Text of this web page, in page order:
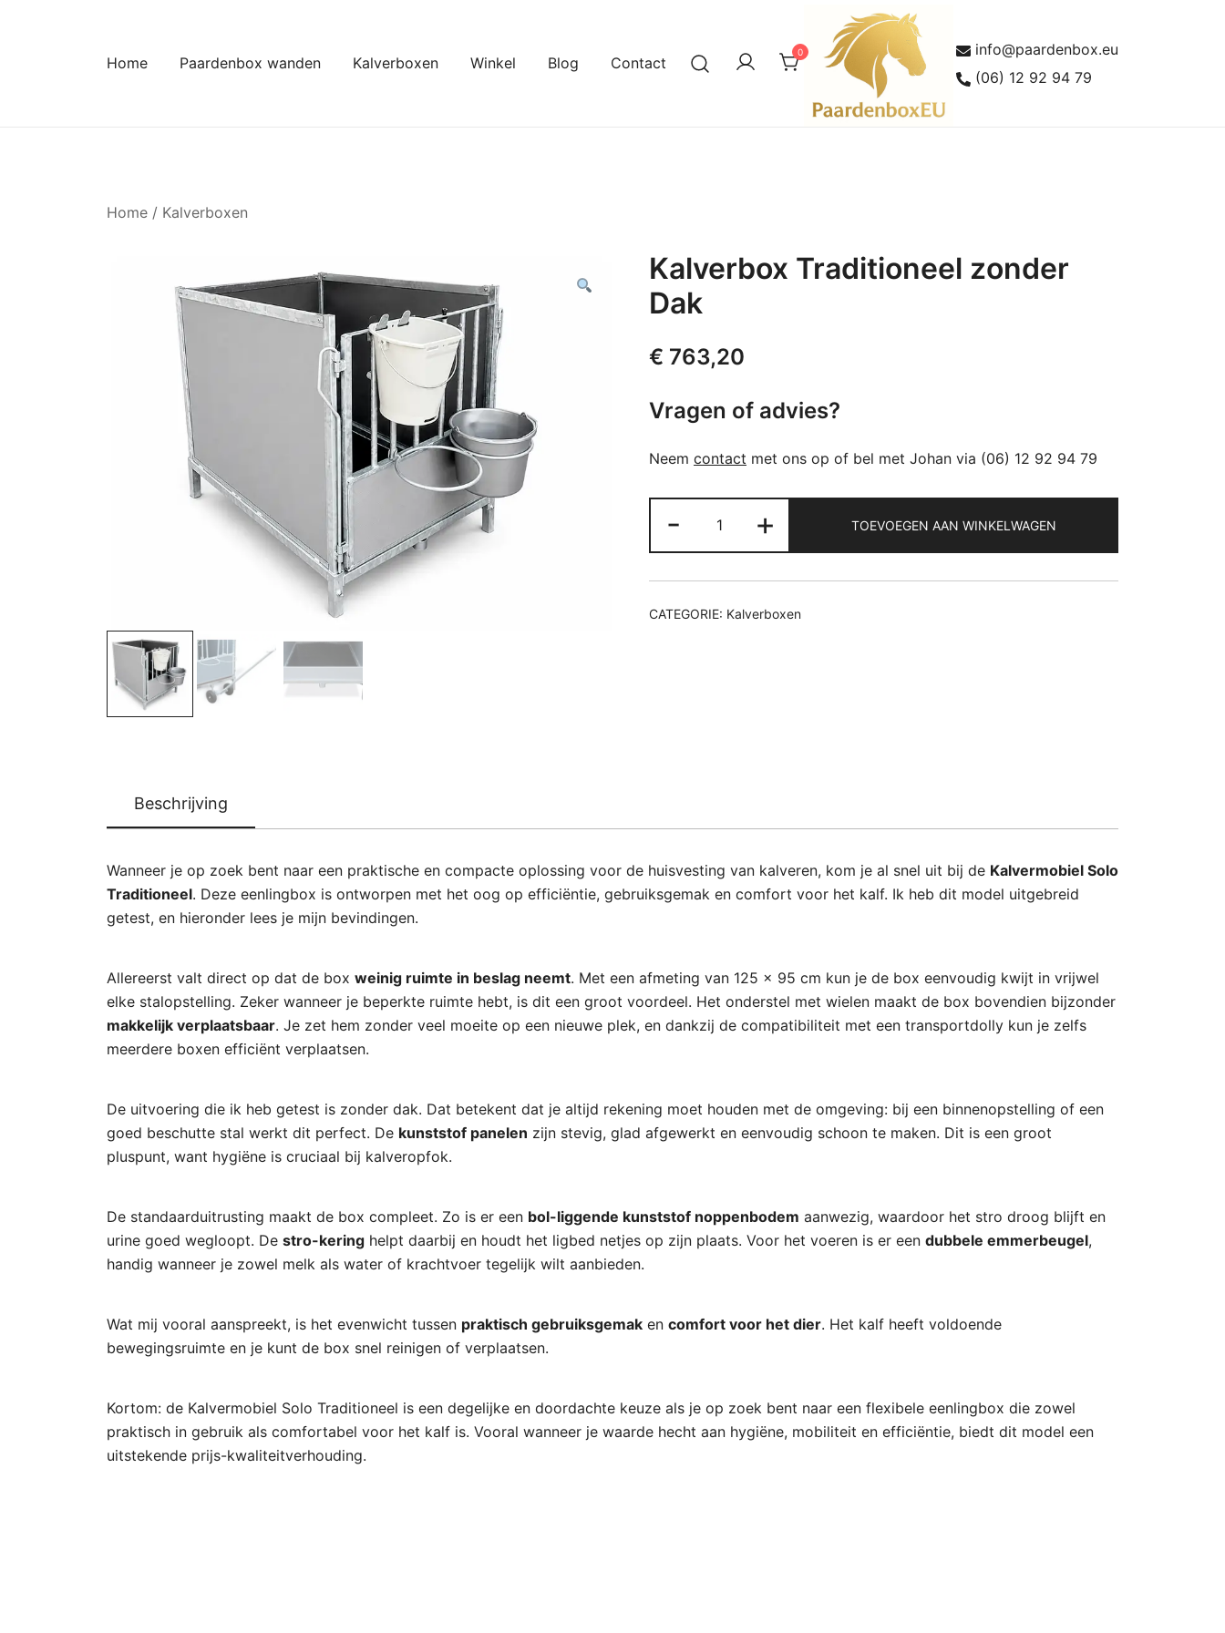
Home Paardenbox wanden Kalverboxen Winkel Blog Contact
0
info@paardenbox.eu
(06) 12 92 94 79
Home / Kalverboxen
Kalverbox Traditioneel zonder
Dak
€ 763,20
Vragen of advies?
Neem contact met ons op of bel met Johan via (06) 12 92 94 79
-
Traditioneel
zonder
Dak
aantal
+ TOEVOEGEN AAN WINKELWAGEN
CATEGORIE: Kalverboxen
Beschrijving
Wanneer je op zoek bent naar een praktische en compacte oplossing voor de huisvesting van kalveren, kom je al snel uit bij de Kalvermobiel Solo
Traditioneel. Deze eenlingbox is ontworpen met het oog op efficiëntie, gebruiksgemak en comfort voor het kalf. Ik heb dit model uitgebreid
getest, en hieronder lees je mijn bevindingen.
Allereerst valt direct op dat de box weinig ruimte in beslag neemt. Met een afmeting van 125 x 95 cm kun je de box eenvoudig kwijt in vrijwel
elke stalopstelling. Zeker wanneer je beperkte ruimte hebt, is dit een groot voordeel. Het onderstel met wielen maakt de box bovendien bijzonder
makkelijk verplaatsbaar. Je zet hem zonder veel moeite op een nieuwe plek, en dankzij de compatibiliteit met een transportdolly kun je zelfs
meerdere boxen efficiënt verplaatsen.
De uitvoering die ik heb getest is zonder dak. Dat betekent dat je altijd rekening moet houden met de omgeving: bij een binnenopstelling of een
goed beschutte stal werkt dit perfect. De kunststof panelen zijn stevig, glad afgewerkt en eenvoudig schoon te maken. Dit is een groot
pluspunt, want hygiëne is cruciaal bij kalveropfok.
De standaarduitrusting maakt de box compleet. Zo is er een bol-liggende kunststof noppenbodem aanwezig, waardoor het stro droog blijft en
urine goed wegloopt. De stro-kering helpt daarbij en houdt het ligbed netjes op zijn plaats. Voor het voeren is er een dubbele emmerbeugel,
handig wanneer je zowel melk als water of krachtvoer tegelijk wilt aanbieden.
Wat mij vooral aanspreekt, is het evenwicht tussen praktisch gebruiksgemak en comfort voor het dier. Het kalf heeft voldoende
bewegingsruimte en je kunt de box snel reinigen of verplaatsen.
Kortom: de Kalvermobiel Solo Traditioneel is een degelijke en doordachte keuze als je op zoek bent naar een flexibele eenlingbox die zowel
praktisch in gebruik als comfortabel voor het kalf is. Vooral wanneer je waarde hecht aan hygiëne, mobiliteit en efficiëntie, biedt dit model een
uitstekende prijs-kwaliteitverhouding.